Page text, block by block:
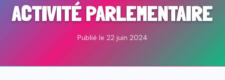
ACTIVITÉ PARLEMENTAIRE
Publié le 22 juin 2024